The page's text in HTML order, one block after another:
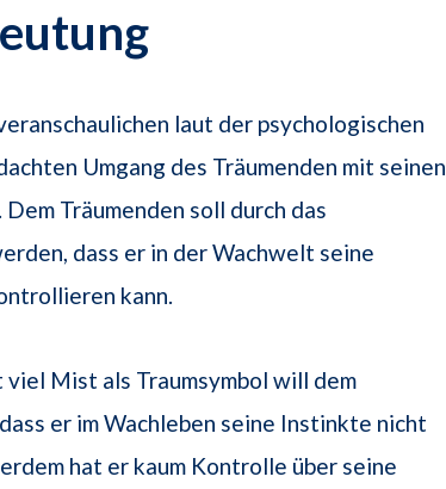
laut der psychologischen
Umgang des Träumenden mit seinen
. Dem Träumenden soll durch das
dass er in der Wachwelt seine
kann.
viel Mist als Traumsymbol will dem
er im Wachleben seine Instinkte nicht
hat er kaum Kontrolle über seine